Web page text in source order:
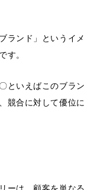
ランド」というイメ
す。
といえばこのブラン
競合に対して優位に